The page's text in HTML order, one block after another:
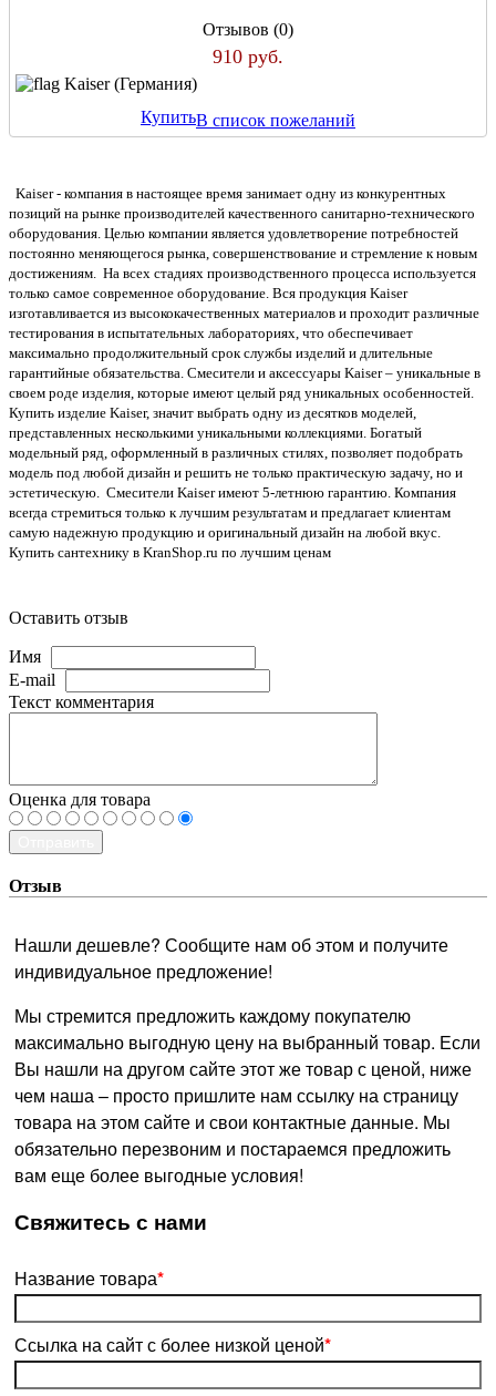
Отзывов (0)
910 руб.
Kaiser (Германия)
КупитьВ список пожеланий
Kaiser - компания в настоящее время занимает одну из конкурентных
позиций на рынке производителей качественного санитарно-технического
оборудования. Целью компании является удовлетворение потребностей
постоянно меняющегося рынка, совершенствование и стремление к новым
достижениям. На всех стадиях производственного процесса используется
только самое современное оборудование. Вся продукция Kaiser
изготавливается из высококачественных материалов и проходит различные
тестирования в испытательных лабораториях, что обеспечивает
максимально продолжительный срок службы изделий и длительные
гарантийные обязательства. Смесители и аксессуары Kaiser – уникальные в
своем роде изделия, которые имеют целый ряд уникальных особенностей.
Купить изделие Kaiser, значит выбрать одну из десятков моделей,
представленных несколькими уникальными коллекциями. Богатый
модельный ряд, оформленный в различных стилях, позволяет подобрать
модель под любой дизайн и решить не только практическую задачу, но и
эстетическую. Смесители Kaiser имеют 5-летнюю гарантию. Компания
всегда стремиться только к лучшим результатам и предлагает клиентам
самую надежную продукцию и оригинальный дизайн на любой вкус.
Купить сантехнику в KranShop.ru по лучшим ценам
Оставить отзыв
Имя
E-mail
Текст комментария
Оценка для товара
Отзыв
Нашли дешевле? Сообщите нам об этом и получите
индивидуальное предложение!
Мы стремится предложить каждому покупателю
максимально выгодную цену на выбранный товар. Если
Вы нашли на другом сайте этот же товар с ценой, ниже
чем наша – просто пришлите нам ссылку на страницу
товара на этом сайте и свои контактные данные. Мы
обязательно перезвоним и постараемся предложить
вам еще более выгодные условия!
­Свяжитесь с нами
Название товара*
Ссылка на сайт с более низкой ценой*